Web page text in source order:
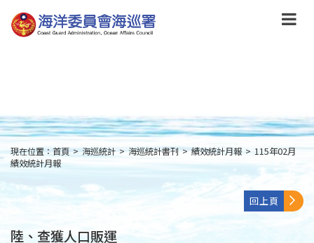
到
主
:::
現在位置： 首頁 > 海巡統計 > 海巡統計書刊 > 績效統計月報 > 115年02月
績效統計月報
回上頁
陸、查獲人口販運